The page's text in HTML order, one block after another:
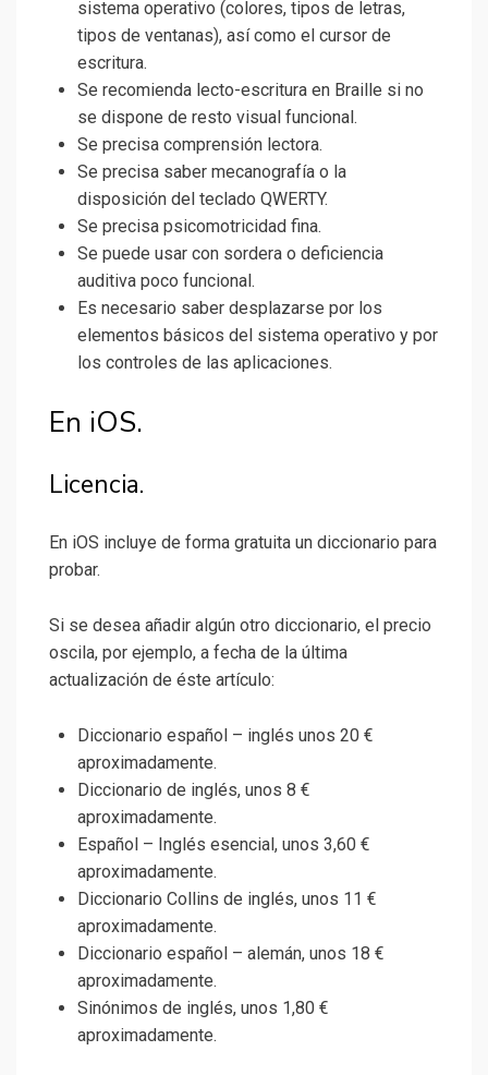
sistema operativo (colores, tipos de letras,
tipos de ventanas), así como el cursor de
escritura.
Se recomienda lecto-escritura en Braille si no
se dispone de resto visual funcional.
Se precisa comprensión lectora.
Se precisa saber mecanografía o la
disposición del teclado QWERTY.
Se precisa psicomotricidad fina.
Se puede usar con sordera o deficiencia
auditiva poco funcional.
Es necesario saber desplazarse por los
elementos básicos del sistema operativo y por
los controles de las aplicaciones.
En iOS.
Licencia.
En iOS incluye de forma gratuita un diccionario para
probar.
Si se desea añadir algún otro diccionario, el precio
oscila, por ejemplo, a fecha de la última
actualización de éste artículo:
Diccionario español – inglés unos 20 €
aproximadamente.
Diccionario de inglés, unos 8 €
aproximadamente.
Español – Inglés esencial, unos 3,60 €
aproximadamente.
Diccionario Collins de inglés, unos 11 €
aproximadamente.
Diccionario español – alemán, unos 18 €
aproximadamente.
Sinónimos de inglés, unos 1,80 €
aproximadamente.